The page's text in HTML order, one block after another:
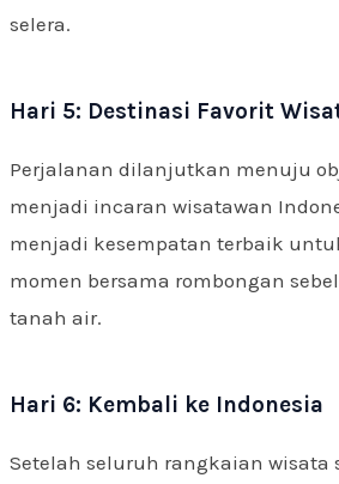
selera.
Hari 5: Destinasi Favorit
Perjalanan dilanjutkan menuju
menjadi incaran wisatawan
menjadi kesempatan terbaik
momen bersama rombongan
tanah air.
Hari 6: Kembali ke Indonesia
Setelah seluruh rangkaian wisata